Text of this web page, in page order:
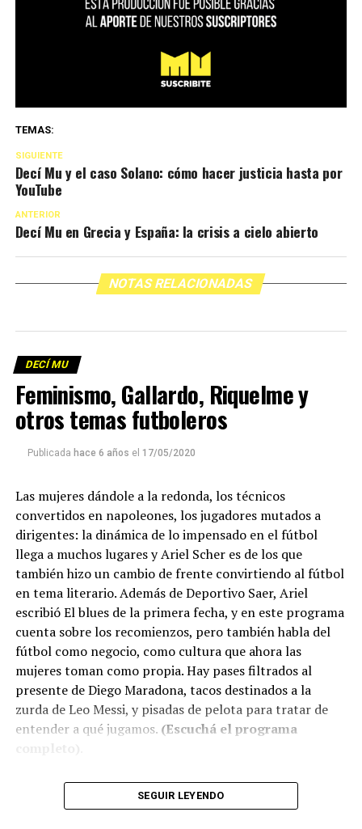
TEMAS:
SIGUIENTE
Decí Mu y el caso Solano: cómo hacer justicia hasta por
YouTube
ANTERIOR
Decí Mu en Grecia y España: la crisis a cielo abierto
NOTAS RELACIONADAS
DECÍ MU
Feminismo, Gallardo, Riquelme y
otros temas futboleros
Publicada hace 6 años el 17/05/2020
Las mujeres dándole a la redonda, los técnicos
convertidos en napoleones, los jugadores mutados a
dirigentes: la dinámica de lo impensado en el fútbol
llega a muchos lugares y Ariel Scher es de los que
también hizo un cambio de frente convirtiendo al fútbol
en tema literario. Además de Deportivo Saer, Ariel
escribió El blues de la primera fecha, y en este programa
cuenta sobre los recomienzos, pero también habla del
fútbol como negocio, como cultura que ahora las
mujeres toman como propia. Hay pases filtrados al
presente de Diego Maradona, tacos destinados a la
zurda de Leo Messi, y pisadas de pelota para tratar de
entender a qué jugamos. (Escuchá el programa
Descargar los archivos de audio:Bloque 1/Bloque 2
SEGUIR LEYENDO